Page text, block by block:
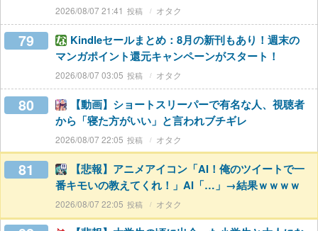
2026/08/07 21:41 オタク
79
Kindleセールまとめ：8月の新刊もあり！週末の
マンガポイント還元キャンペーンがスタート！
2026/08/07 03:05 オタク
80
【動画】ショートスリーパーで有名な人、視聴者
から「寝た方がいい」と言われブチギレ
2026/08/07 22:05 オタク
81
【悲報】アニメアイコン「AI！俺のツイートで一
番キモいの教えてくれ！」AI「…」→結果ｗｗｗｗ
2026/08/07 22:05 オタク